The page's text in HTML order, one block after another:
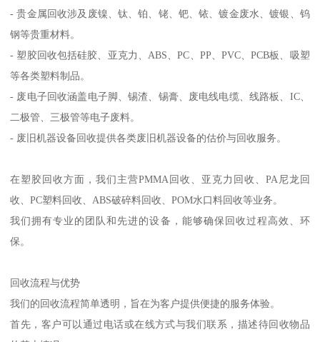
- 贵金属回收涉及废镍、钛、铂、铑、钯、铱、镀金废水、镀银、钨
钢等贵重材料。
- 塑胶回收包括硅胶、亚克力、ABS、PC、PP、PVC、PCB板、吸塑
等各类塑料制品。
- 废电子回收涵盖电子脚、锡渣、锡膏、废电线电缆、线路板、IC、
二极管、三极管等电子废料。
- 废旧机器设备回收提供各类废旧机器设备的估价与回收服务。
在塑胶回收方面，我们主营PMMA回收、亚克力回收、PA尼龙回
收、PC塑料回收、ABS破碎料回收、POM水口料回收等业务。
我们拥有专业的团队和先进的设备，能够确保回收过程高效、环
保。
回收流程与优势
我们的回收流程简单透明，旨在为客户提供便捷的服务体验。
首先，客户可以通过电话或在线方式与我们联系，描述待回收物品